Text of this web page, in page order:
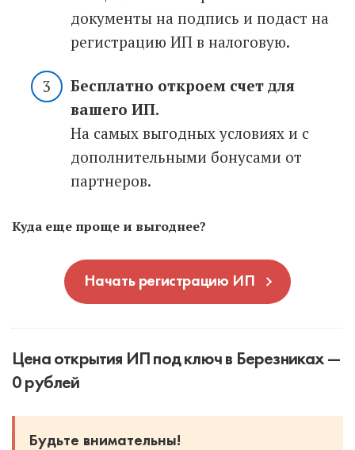
документы на подпись и подаст на
регистрацию ИП в налоговую.
Бесплатно откроем счет для
вашего ИП.
На самых выгодных условиях и с
дополнительными бонусами от
партнеров.
Куда еще проще и выгоднее?
Начать регистрацию ИП
Цена открытия ИП под ключ в Березниках —
0 рублей
Будьте внимательны!